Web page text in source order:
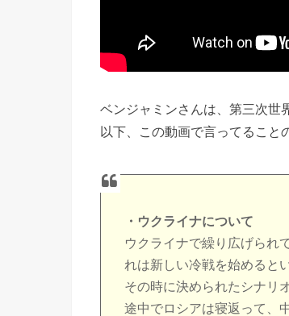
ベンジャミンさんは、第三次世
以下、この動画で言ってること
・ウクライナについて
ウクライナで繰り広げられ
れは新しい冷戦を始めると
その時に決められたシナリ
途中でロシアは寝返って、